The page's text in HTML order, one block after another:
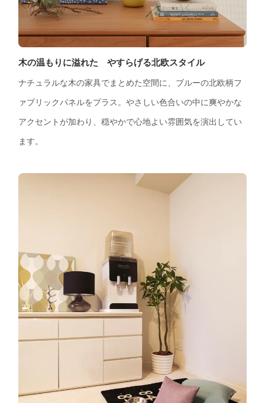
木の温もりに溢れた やすらげる北欧スタイル
ナチュラルな木の家具でまとめた空間に、ブルーの北欧柄フ
ァブリックパネルをプラス。やさしい色合いの中に爽やかな
アクセントが加わり、穏やかで心地よい雰囲気を演出してい
ます。